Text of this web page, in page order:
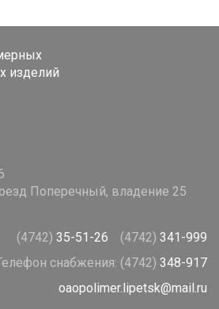
изделий
Поперечный, владение 25
(4742) 35-51-26 (4742) 341-999
снабжения: (4742) 348-917
oaopolimer.lipetsk@mail.ru